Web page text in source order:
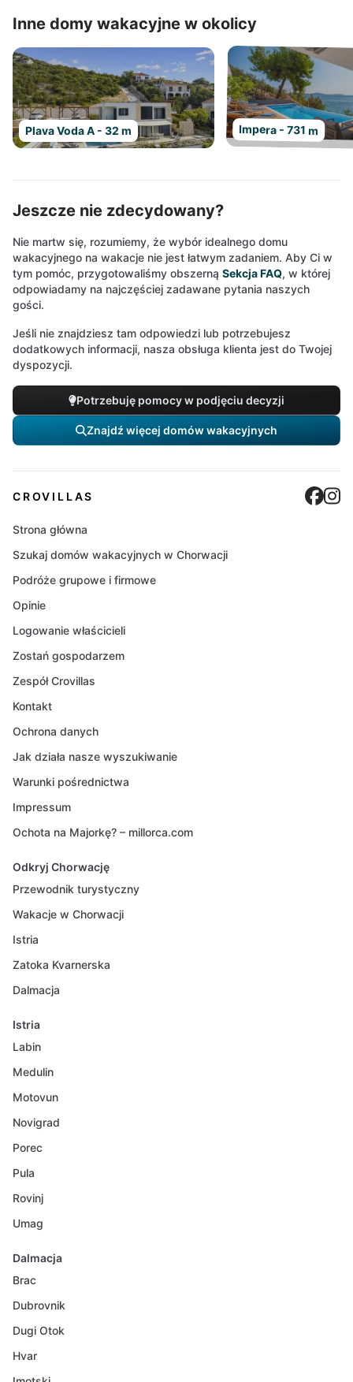
Inne domy wakacyjne w okolicy
Plava Voda A - 32 m Impera - 731 m
Jeszcze nie zdecydowany?
Nie martw się, rozumiemy, że wybór idealnego domu
wakacyjnego na wakacje nie jest łatwym zadaniem. Aby Ci w
tym pomóc, przygotowaliśmy obszerną Sekcja FAQ, w której
odpowiadamy na najczęściej zadawane pytania naszych
gości.
Jeśli nie znajdziesz tam odpowiedzi lub potrzebujesz
dodatkowych informacji, nasza obsługa klienta jest do Twojej
dyspozycji.
Potrzebuję pomocy w podjęciu decyzji
Znajdź więcej domów wakacyjnych
CROVILLAS
Strona główna
Szukaj domów wakacyjnych w Chorwacji
Podróże grupowe i firmowe
Opinie
Logowanie właścicieli
Zostań gospodarzem
Zespół Crovillas
Kontakt
Ochrona danych
Jak działa nasze wyszukiwanie
Warunki pośrednictwa
Impressum
Ochota na Majorkę? – millorca.com
Odkryj Chorwację
Przewodnik turystyczny
Wakacje w Chorwacji
Istria
Zatoka Kvarnerska
Dalmacja
Istria
Labin
Medulin
Motovun
Novigrad
Porec
Pula
Rovinj
Umag
Dalmacja
Brac
Dubrovnik
Dugi Otok
Hvar